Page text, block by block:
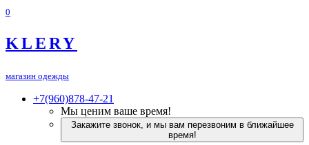
0
KLERY
магазин одежды
+7(960)878-47-21
Мы ценим ваше время!
Закажите звонок, и мы вам перезвоним в ближайшее
время!